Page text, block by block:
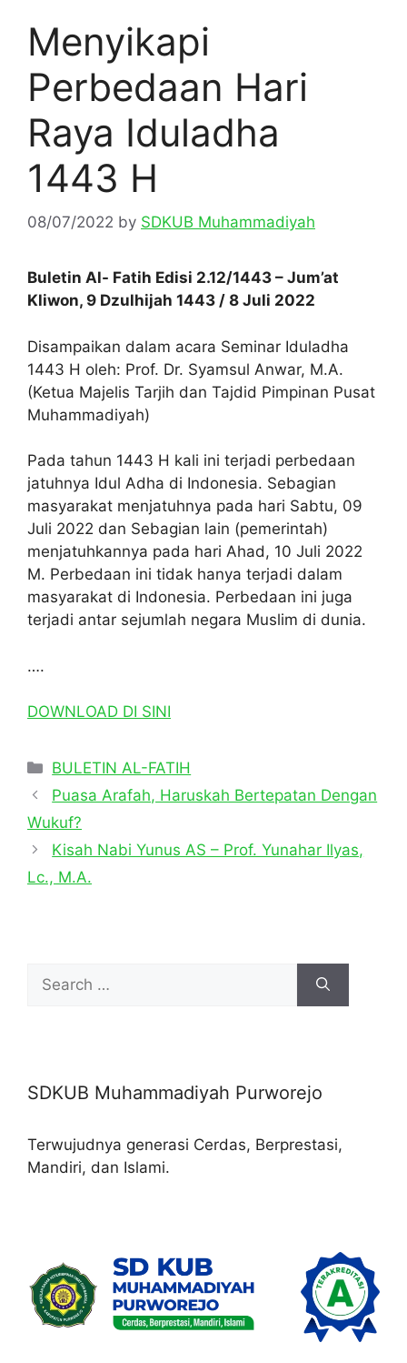
Menyikapi
Perbedaan Hari
Raya Iduladha
1443 H
08/07/2022 by SDKUB Muhammadiyah
Buletin Al- Fatih Edisi 2.12/1443 – Jum’at
Kliwon, 9 Dzulhijah 1443 / 8 Juli 2022
Disampaikan dalam acara Seminar Iduladha
1443 H oleh: Prof. Dr. Syamsul Anwar, M.A.
(Ketua Majelis Tarjih dan Tajdid Pimpinan Pusat
Muhammadiyah)
Pada tahun 1443 H kali ini terjadi perbedaan
jatuhnya Idul Adha di Indonesia. Sebagian
masyarakat menjatuhnya pada hari Sabtu, 09
Juli 2022 dan Sebagian lain (pemerintah)
menjatuhkannya pada hari Ahad, 10 Juli 2022
M. Perbedaan ini tidak hanya terjadi dalam
masyarakat di Indonesia. Perbedaan ini juga
terjadi antar sejumlah negara Muslim di dunia.
….
DOWNLOAD DI SINI
Categories
BULETIN AL-FATIH
Puasa Arafah, Haruskah Bertepatan Dengan
Wukuf?
Kisah Nabi Yunus AS – Prof. Yunahar Ilyas,
Lc., M.A.
Search
for:
SDKUB Muhammadiyah Purworejo
Terwujudnya generasi Cerdas, Berprestasi,
Mandiri, dan Islami.